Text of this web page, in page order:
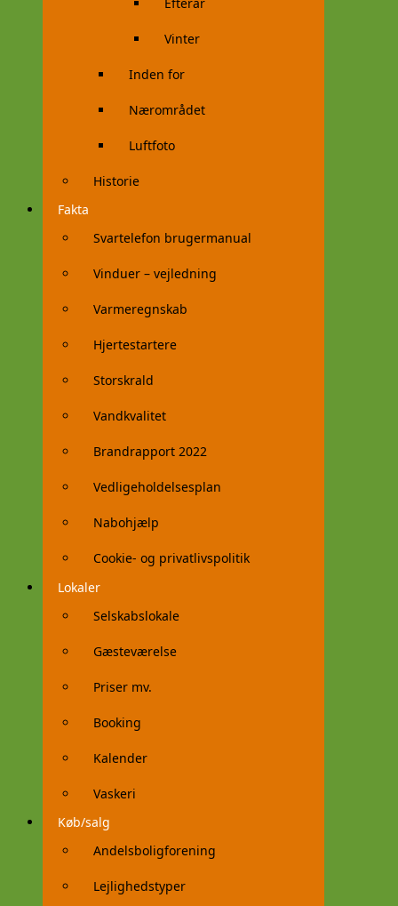
Vinter
Inden for
Nærområdet
Luftfoto
Historie
Fakta
Svartelefon brugermanual
Vinduer – vejledning
Varmeregnskab
Hjertestartere
Storskrald
Vandkvalitet
Brandrapport 2022
Vedligeholdelsesplan
Nabohjælp
Cookie- og privatlivspolitik
Lokaler
Selskabslokale
Gæsteværelse
Priser mv.
Booking
Kalender
Vaskeri
Køb/salg
Andelsboligforening
Lejlighedstyper